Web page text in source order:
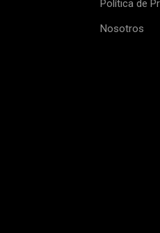
Política de
Nosotros